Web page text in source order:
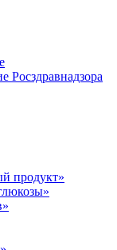
Росздравнадзора
продукт»